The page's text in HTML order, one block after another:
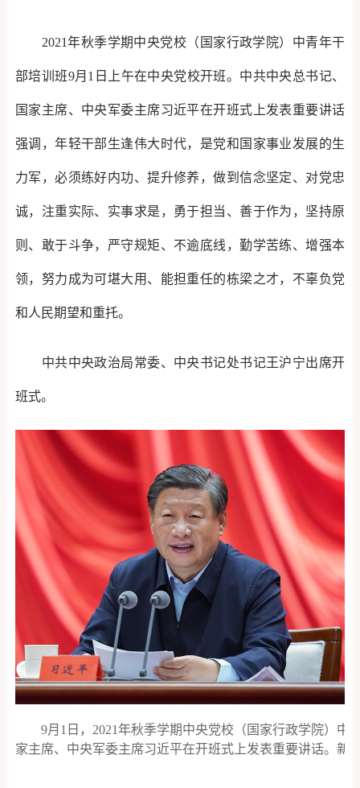
2021年秋季学期中央党校（国家行政学院）中青年干
部培训班9月1日上午在中央党校开班。中共中央总书记、
国家主席、中央军委主席习近平在开班式上发表重要讲话
强调，年轻干部生逢伟大时代，是党和国家事业发展的生
力军，必须练好内功、提升修养，做到信念坚定、对党忠
诚，注重实际、实事求是，勇于担当、善于作为，坚持原
则、敢于斗争，严守规矩、不逾底线，勤学苦练、增强本
领，努力成为可堪大用、能担重任的栋梁之才，不辜负党
和人民期望和重托。
中共中央政治局常委、中央书记处书记王沪宁出席开
班式。
9月1日，2021年秋季学期中央党校（国家行政学院）中
家主席、中央军委主席习近平在开班式上发表重要讲话。新